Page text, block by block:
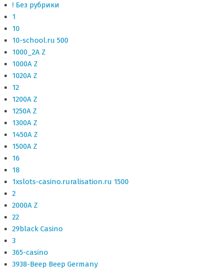
! Без рубрики
1
10
10-school.ru 500
1000_2A Z
1000A Z
1020A Z
12
1200A Z
1250A Z
1300A Z
1450A Z
1500A Z
16
18
1xslots-casino.ruralisation.ru 1500
2
2000A Z
22
29black Casino
3
365-casino
3938-Beep Beep Germany